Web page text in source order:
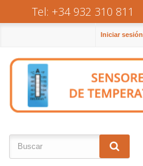
Tel: +34 932 310 811
Iniciar sesión